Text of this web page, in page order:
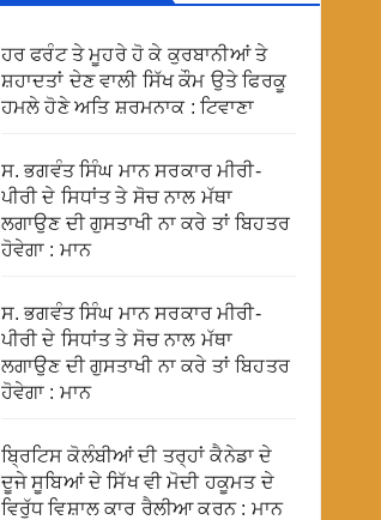
ਹਰ ਫਰੰਟ ਤੇ ਮੂਹਰੇ ਹੋ ਕੇ ਕੁਰਬਾਨੀਆਂ ਤੇ
ਸ਼ਹਾਦਤਾਂ ਦੇਣ ਵਾਲੀ ਸਿੱਖ ਕੌਮ ਉਤੇ ਫਿਰਕੂ
ਹਮਲੇ ਹੋਣੇ ਅਤਿ ਸ਼ਰਮਨਾਕ : ਟਿਵਾਣਾ
ਸ. ਭਗਵੰਤ ਸਿੰਘ ਮਾਨ ਸਰਕਾਰ ਮੀਰੀ-
ਪੀਰੀ ਦੇ ਸਿਧਾਂਤ ਤੇ ਸੋਚ ਨਾਲ ਮੱਥਾ
ਲਗਾਉਣ ਦੀ ਗੁਸਤਾਖੀ ਨਾ ਕਰੇ ਤਾਂ ਬਿਹਤਰ
ਹੋਵੇਗਾ : ਮਾਨ
ਸ. ਭਗਵੰਤ ਸਿੰਘ ਮਾਨ ਸਰਕਾਰ ਮੀਰੀ-
ਪੀਰੀ ਦੇ ਸਿਧਾਂਤ ਤੇ ਸੋਚ ਨਾਲ ਮੱਥਾ
ਲਗਾਉਣ ਦੀ ਗੁਸਤਾਖੀ ਨਾ ਕਰੇ ਤਾਂ ਬਿਹਤਰ
ਹੋਵੇਗਾ : ਮਾਨ
ਬ੍ਰਿਟਿਸ ਕੋਲੰਬੀਆਂ ਦੀ ਤਰ੍ਹਾਂ ਕੈਨੇਡਾ ਦੇ
ਦੂਜੇ ਸੂਬਿਆਂ ਦੇ ਸਿੱਖ ਵੀ ਮੋਦੀ ਹਕੂਮਤ ਦੇ
ਵਿਰੁੱਧ ਵਿਸ਼ਾਲ ਕਾਰ ਰੈਲੀਆ ਕਰਨ : ਮਾਨ